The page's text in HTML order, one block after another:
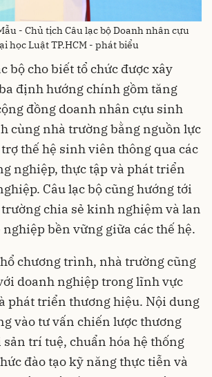
- Chủ tịch Câu lạc bộ Doanh nhân cựu
học Luật TP.HCM - phát biểu
bộ cho biết tổ chức được xây
định hướng chính gồm tăng
đồng doanh nhân cựu sinh
cùng nhà trường bằng nguồn lực
thế hệ sinh viên thông qua các
nghiệp, thực tập và phát triển
Câu lạc bộ cũng hướng tới
chia sẻ kinh nghiệm và lan
bền vững giữa các thế hệ.
chương trình, nhà trường cũng
doanh nghiệp trong lĩnh vực
phát triển thương hiệu. Nội dung
vào tư vấn chiến lược thương
sản trí tuệ, chuẩn hóa hệ thống
đào tạo kỹ năng thực tiễn và